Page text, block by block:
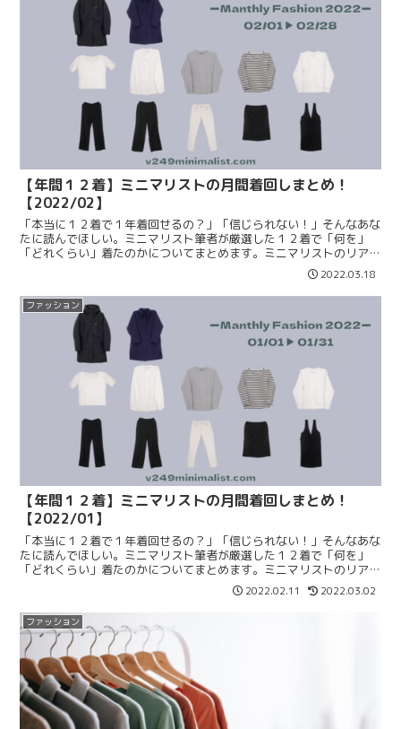
【年間１２着】ミニマリストの月間着回しまとめ！
【2022/02】
「本当に１２着で１年着回せるの？」「信じられない！」そんなあな
たに読んでほしい。ミニマリスト筆者が厳選した１２着で「何を」
「どれくらい」着たのかについてまとめます。ミニマリストのリアル
な着回しや本当に使えるアイテムを知りたい方はぜひご覧ください！
2022.03.18
ファッション
【年間１２着】ミニマリストの月間着回しまとめ！
【2022/01】
「本当に１２着で１年着回せるの？」「信じられない！」そんなあな
たに読んでほしい。ミニマリスト筆者が厳選した１２着で「何を」
「どれくらい」着たのかについてまとめます。ミニマリストのリアル
な着回しや本当に使えるアイテムを知りたい方はぜひご覧ください！
2022.02.11 2022.03.02
ファッション